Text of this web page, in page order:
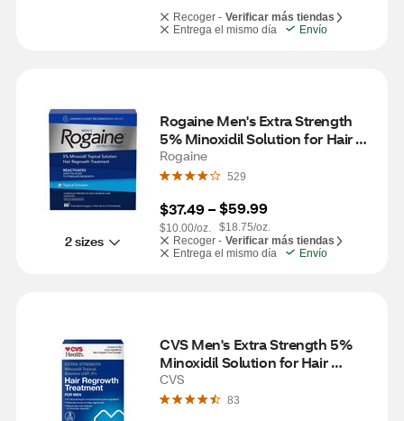
Recoger - Verificar más tiendas
Entrega el mismo día
Envío
2 sizes
Rogaine Men's Extra Strength
5% Minoxidil Solution for Hair
Regrowth, 3 Month Supply
Rogaine
529
$37.49 –
$10.00/oz.
$59.99
$18.75/oz.
Recoger - Verificar más tiendas
Entrega el mismo día
Envío
CVS Men's Extra Strength 5%
Minoxidil Solution for Hair
Regrowth, 3 Month Supply
CVS
83